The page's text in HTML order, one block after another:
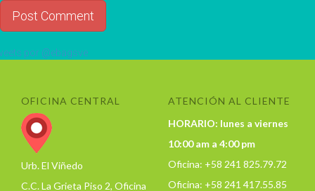
por @ebagsve
OFICINA CENTRAL
Urb. El Viñedo
C.C. La Grieta Piso 2, Oficina
ATENCIÓN AL CLIENTE
HORARIO: lunes a viernes
10:00 am a 4:00 pm
Oficina: +58 241 825.79.72
Oficina: +58 241 417.55.85